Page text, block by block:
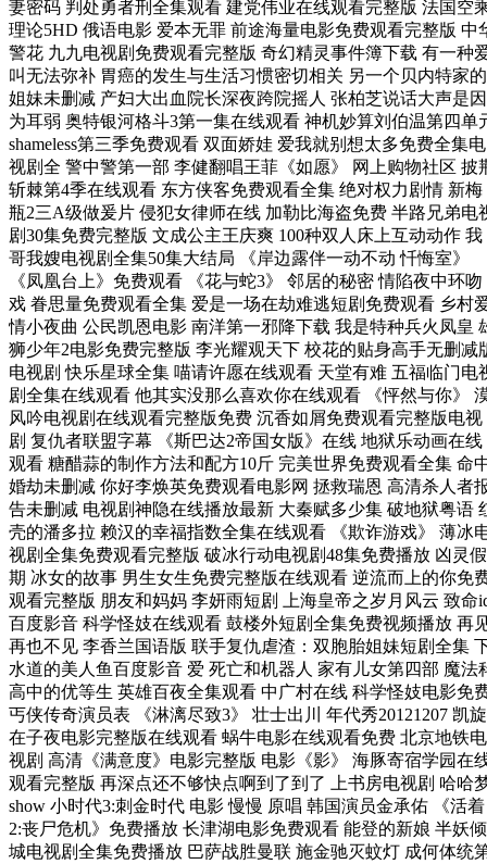
妻密码 判处勇者刑全集观看 建党伟业在线观看完整版 法国空
理论5HD 俄语电影 爱本无罪 前途海量电影免费观看完整版 中
警花 九九电视剧免费观看完整版 奇幻精灵事件簿下载 有一种
叫无法弥补 胃癌的发生与生活习惯密切相关 另一个贝内特家的
姐妹未删减 产妇大出血院长深夜跨院摇人 张柏芝说话大声是因
为耳弱 奥特银河格斗3第一集在线观看 神机妙算刘伯温第四单
shameless第三季免费观看 双面娇娃 爱我就别想太多免费全集电
视剧全 警中警第一部 李健翻唱王菲《如愿》 网上购物社区 披
斩棘第4季在线观看 东方侠客免费观看全集 绝对权力剧情 新梅
瓶2三A级做爰片 侵犯女律师在线 加勒比海盗免费 半路兄弟电
剧30集免费完整版 文成公主王庆爽 100种双人床上互动动作 我
哥我嫂电视剧全集50集大结局 《岸边露伴一动不动 忏悔室》
《凤凰台上》免费观看 《花与蛇3》 邻居的秘密 情陷夜中环吻
戏 眷思量免费观看全集 爱是一场在劫难逃短剧免费观看 乡村
情小夜曲 公民凯恩电影 南洋第一邪降下载 我是特种兵火凤皇
狮少年2电影免费完整版 李光耀观天下 校花的贴身高手无删减
电视剧 快乐星球全集 喵请许愿在线观看 天堂有难 五福临门电
剧全集在线观看 他其实没那么喜欢你在线观看 《怦然与你》
风吟电视剧在线观看完整版免费 沉香如屑免费观看完整版电视
剧 复仇者联盟字幕 《斯巴达2帝国女版》在线 地狱乐动画在线
观看 糖醋蒜的制作方法和配方10斤 完美世界免费观看全集 命
婚劫未删减 你好李焕英免费观看电影网 拯救瑞恩 高清杀人者
告未删减 电视剧神隐在线播放最新 大秦赋多少集 破地狱粤语
壳的潘多拉 赖汉的幸福指数全集在线观看 《欺诈游戏》 薄冰
视剧全集免费观看完整版 破冰行动电视剧48集免费播放 凶灵假
期 冰女的故事 男生女生免费完整版在线观看 逆流而上的你免
观看完整版 朋友和妈妈 李妍雨短剧 上海皇帝之岁月风云 致命
百度影音 科学怪妓在线观看 鼓楼外短剧全集免费视频播放 再
再也不见 李香兰国语版 联手复仇虐渣：双胞胎姐妹短剧全集
水道的美人鱼百度影音 爱 死亡和机器人 家有儿女第四部 魔法
高中的优等生 英雄百夜全集观看 中广村在线 科学怪妓电影免
丐侠传奇演员表 《淋漓尽致3》 壮士出川 年代秀20121207 凯旋
在子夜电影完整版在线观看 蜗牛电影在线观看免费 北京地铁电
视剧 高清《满意度》电影完整版 电影《影》 海豚寄宿学园在
观看完整版 再深点还不够快点啊到了到了 上书房电视剧 哈哈
show 小时代3:刺金时代 电影 慢慢 原唱 韩国演员金承佑 《活着
2:丧尸危机》免费播放 长津湖电影免费观看 能登的新娘 半妖倾
城电视剧全集免费播放 巴萨战胜曼联 施金驰灭蚊灯 成何体统